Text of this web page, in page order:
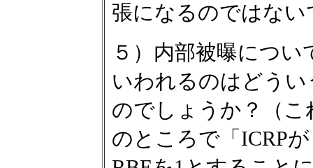
張になるのではない
５）内部被曝につ
いわれるのはどう
のでしょうか？（こ
のところで「ICRP